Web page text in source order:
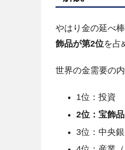
やはり金の延べ
飾品が第2位を占
世界の金需要の
1位：投資
2位：宝飾品
3位：中央